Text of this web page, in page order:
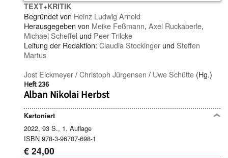
TEXT+KRITIK
Begründet von Heinz Ludwig Arnold
Herausgegeben von Meike Feßmann, Axel Ruckaberle,
Michael Scheffel und Peer Trilcke
Leitung der Redaktion: Claudia Stockinger undSteffen
Martus
Jost Eickmeyer/Christoph Jürgensen / Uwe Schütte (Hg.)
Heft 236
Alban Nikolai Herbst
Kartoniert
2022, 93 S., 1. Auflage
ISBN 978-3-96707-698-1
€ 24,00